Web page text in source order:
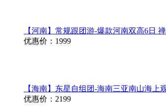
【河南】常规跟团游-爆款河南双高6日
优惠价：1999
【海南】东星自组团-海南三亚南山海上
优惠价：2199